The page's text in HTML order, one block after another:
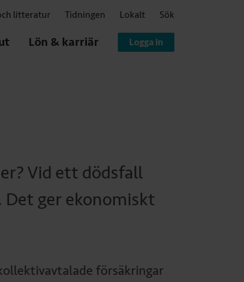
litteratur Tidningen Lokalt Sök
Lön & karriär Logga in
Vid ett dödsfall
ger ekonomiskt
försäkringar